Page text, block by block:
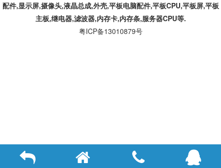
配件,显示屏,摄像头,液晶总成,外壳,平板电脑配件,平板CPU,平板屏,平板
主板,继电器,滤波器,内存卡,内存条,服务器CPU等.
粤ICP备13010879号